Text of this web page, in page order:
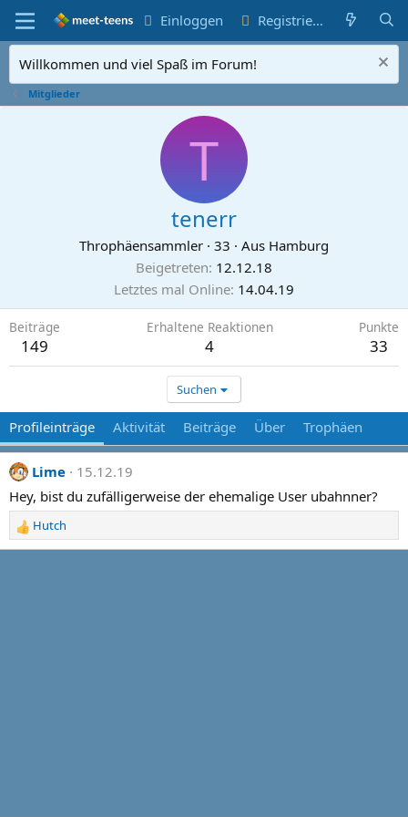
Einloggen Registrieren
Willkommen und viel Spaß im Forum!
Mitglieder
T
tenerr
Throphäensammler · 33 · Aus Hamburg
Beigetreten 12.12.18
Letztes mal Online 14.04.19
Beiträge
149
Erhaltene Reaktionen
4
Punkte
33
Suchen
Profileinträge Aktivität Beiträge Über Trophäen
Lime
15.12.19
Hey, bist du zufälligerweise der ehemalige User ubahnner?
R
e
Hutch